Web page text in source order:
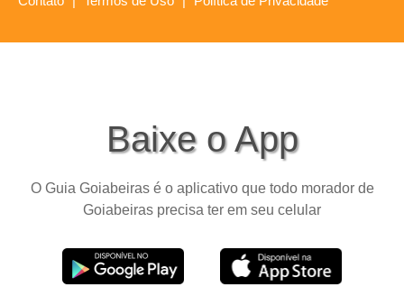
Baixe o App
O Guia Goiabeiras é o aplicativo que todo morador de
Goiabeiras precisa ter em seu celular